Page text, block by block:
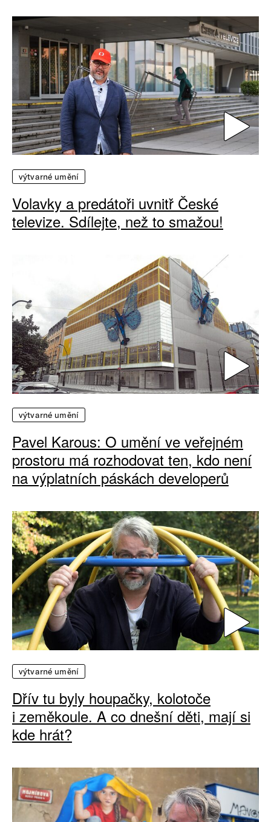
výtvarné umění
Volavky a predátoři uvnitř České
televize. Sdílejte, než to smažou!
výtvarné umění
Pavel Karous: O umění ve veřejném
prostoru má rozhodovat ten, kdo není
na výplatních páskách developerů
výtvarné umění
Dřív tu byly houpačky, kolotoče
i zeměkoule. A co dnešní děti, mají si
kde hrát?